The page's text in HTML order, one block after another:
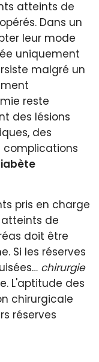
atteints de
Dans un
leur mode
uniquement
malgré un
reste
des lésions
des
complications
pris en charge
de
doit être
Si les réserves
chirurgie
L'aptitude des
chirurgicale
réserves